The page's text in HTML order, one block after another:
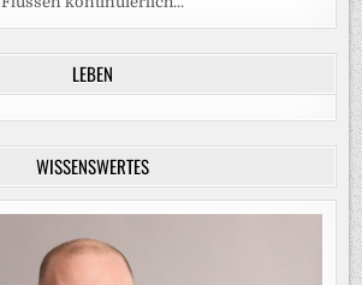
LEBEN
WISSENSWERTES